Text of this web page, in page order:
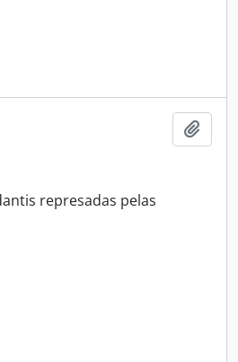
represadas pelas